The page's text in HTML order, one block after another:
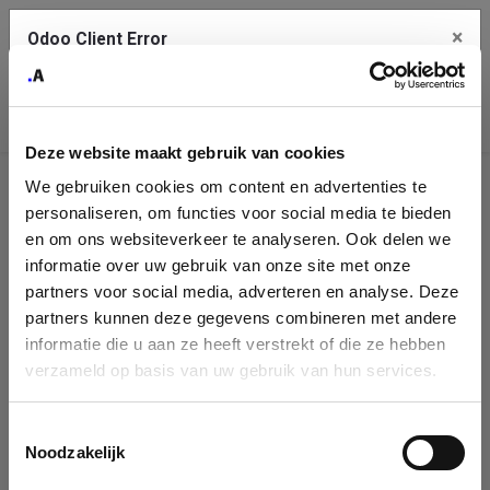
Deze website maakt gebruik van cookies
We gebruiken cookies om content en advertenties te
personaliseren, om functies voor social media te bieden
en om ons websiteverkeer te analyseren. Ook delen we
informatie over uw gebruik van onze site met onze
partners voor social media, adverteren en analyse. Deze
partners kunnen deze gegevens combineren met andere
informatie die u aan ze heeft verstrekt of die ze hebben
verzameld op basis van uw gebruik van hun services.
Noodzakelijk
Company
Identification
Please fill in your company details
You can search a company in our database by name, VAT or
enterprise ID. When a company is selected it will auto-complete the
form. If you don't find your company in our database, you can create
Odoo Client Error ×
service.
See details
Ok